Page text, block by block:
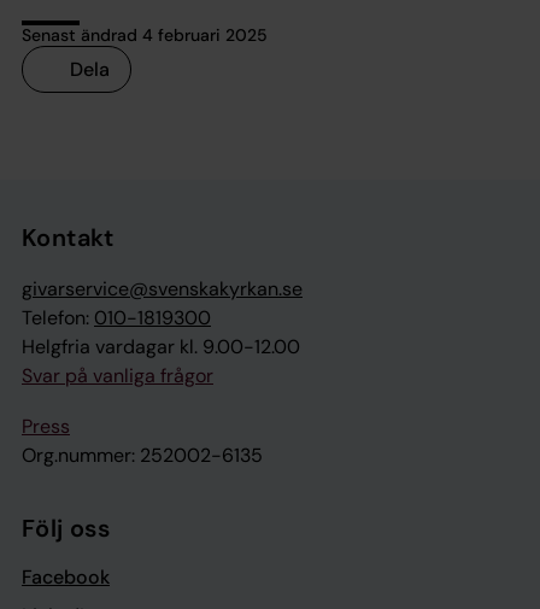
Senast ändrad 4 februari 2025
Dela
Kontakt
givarservice@svenskakyrkan.se
Telefon: 010-1819300
Helgfria vardagar kl. 9.00-12.00
Svar på vanliga frågor
Press
Org.nummer: 252002-6135
Följ oss
Facebook